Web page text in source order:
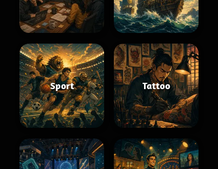
Sport Tattoo